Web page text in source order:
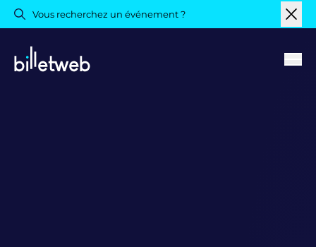
Vous recherchez un événement ?